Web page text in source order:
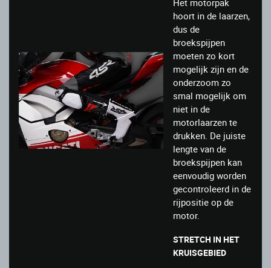
Het motorpak
hoort in de laarzen,
dus de
broekspijpen
moeten zo kort
mogelijk zijn en de
onderzoom zo
smal mogelijk om
niet in de
motorlaarzen te
drukken. De juiste
lengte van de
broekspijpen kan
eenvoudig worden
gecontroleerd in de
rijpositie op de
motor.
STRETCH IN HET
KRUISGEBIED